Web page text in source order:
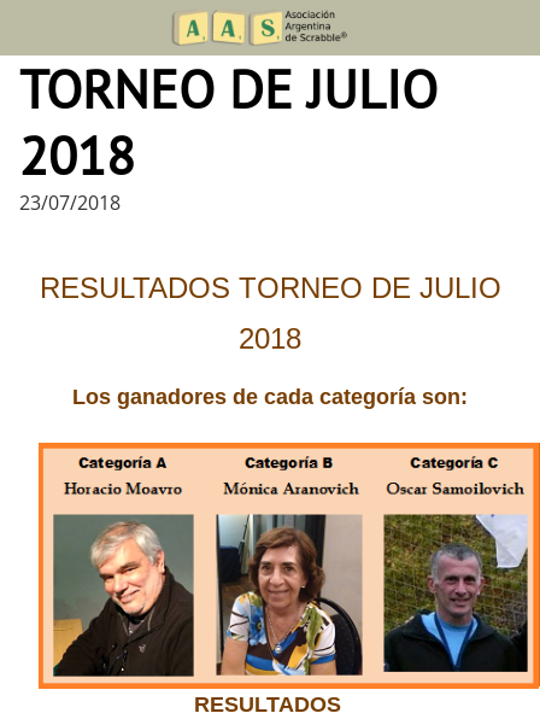
content
TORNEO DE JULIO
2018
23/07/2018
RESULTADOS TORNEO DE JULIO
2018
Los ganadores de cada categoría son:
RESULTADOS